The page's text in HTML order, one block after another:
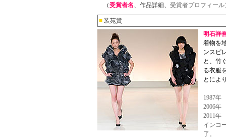
（受賞者名、作品詳細、 受賞者プロフィール
■ 装苑賞
明石祥
着物を
ンスピ
と、竹
る衣服
とによ
1987年
2006年
2011年
インコ
了。